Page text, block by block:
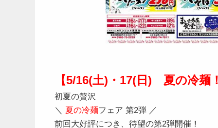
【5/16(土)・17(日) 夏の冷麺
初夏の贅沢
＼ 夏の冷麺フェア 第2弾 ／
前回大好評につき、待望の第2弾開催！